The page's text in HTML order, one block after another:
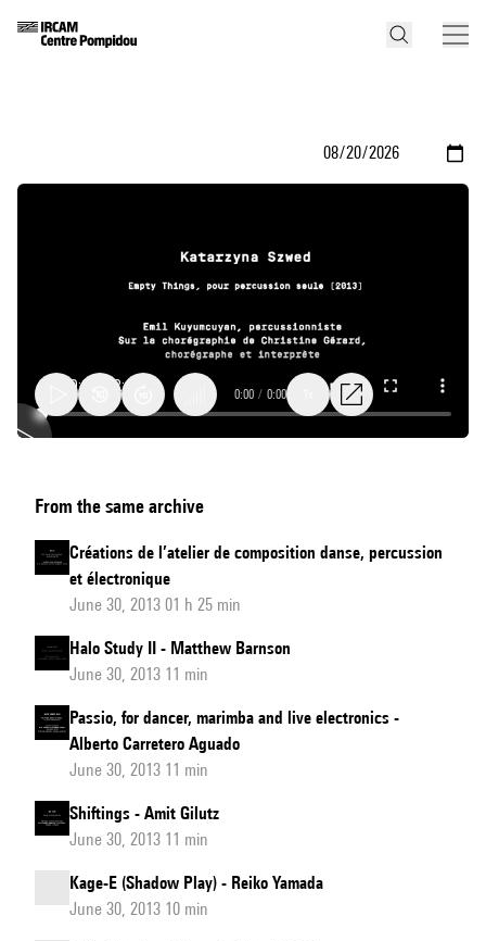
Things
0:00 / 0:00
From the same archive
Créations de l’atelier de composition danse, percussion
et électronique
June 30, 2013 01 h 25 min
Halo Study II - Matthew Barnson
June 30, 2013 11 min
Passio, for dancer, marimba and live electronics -
Alberto Carretero Aguado
June 30, 2013 11 min
Shiftings - Amit Gilutz
June 30, 2013 11 min
Kage-E (Shadow Play) - Reiko Yamada
June 30, 2013 10 min